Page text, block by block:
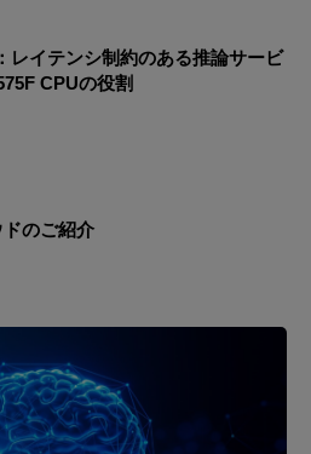
レイテンシ制約のある推論サービ
CPUの役割
のご紹介